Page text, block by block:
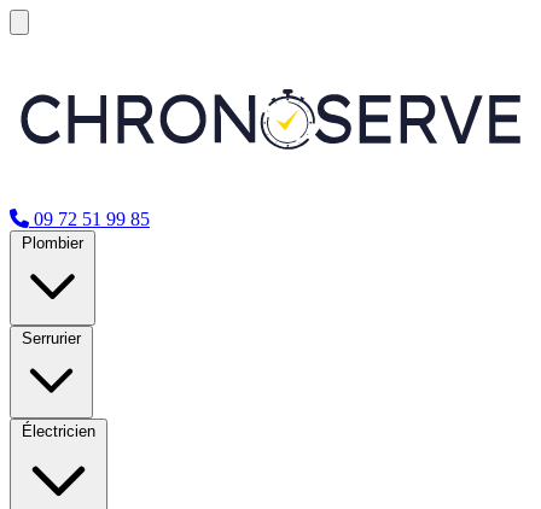
09 72 51 99 85
Plombier
Serrurier
Électricien